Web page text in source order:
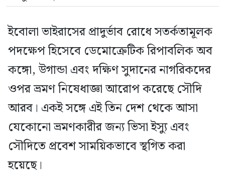
ইবোলা ভাইরাসের প্রাদুর্ভাব রোধে সতর্কতামূলক
পদক্ষেপ হিসেবে ডেমোক্রেটিক রিপাবলিক অব
কঙ্গো, উগান্ডা এবং দক্ষিণ সুদানের নাগরিকদের
ওপর ভ্রমণ নিষেধাজ্ঞা আরোপ করেছে সৌদি
আরব। একই সঙ্গে এই তিন দেশ থেকে আসা
যেকোনো ভ্রমণকারীর জন্য ভিসা ইস্যু এবং
সৌদিতে প্রবেশ সাময়িকভাবে স্থগিত করা
হয়েছে।